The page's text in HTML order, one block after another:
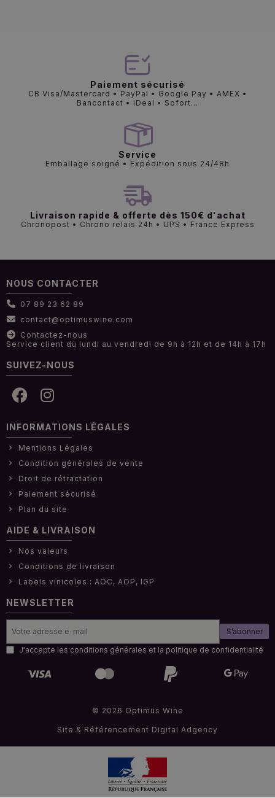
Paiement sécurisé
CB Visa/Mastercard • PayPal • Google Pay • AMEX •
Bancontact • iDeal • Sofort...
Service
Emballage soigné • Expédition sous 24/48h
Livraison rapide & offerte dès 150€ d'achat
Chronopost • Chrono relais 24h • UPS • France Express
NOUS CONTACTER
07 89 23 62 89
contact@optimuswine.com
Contactez-nous
Service client du lundi au vendredi de 9h à 12h et de 14h à 17h
SUIVEZ-NOUS
INFORMATIONS LÉGALES
Mentions Légales
Condition générales de vente
Droit de rétractation
Paiement sécurisé
Plan du site
AIDE & LIVRAISON
Nos valeurs
Conditions de livraison
Labels vinicoles : AOC, AOP, IGP
NEWSLETTER
S’abonner
J'accepte les conditions générales et la politique de confidentialité
© 2026 Optimus Wine
Site & Référencement Digital Adgency